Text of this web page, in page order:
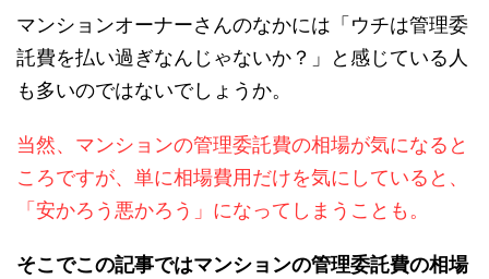
マンションオーナーさんのなかには「ウチは管理委
託費を払い過ぎなんじゃないか？」と感じている人
も多いのではないでしょうか。
当然、マンションの管理委託費の相場が気になると
ころですが、単に相場費用だけを気にしていると、
「安かろう悪かろう」になってしまうことも。
そこでこの記事ではマンションの管理委託費の相場